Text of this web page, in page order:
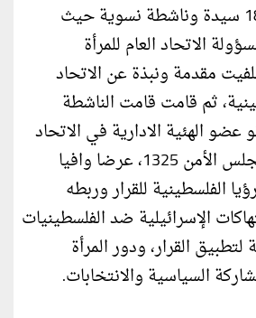
جاء ذلك بحضور 18 سيدة وناشطة نسوية حيث
الاتحاد العام للمرأة
مقدمة ونبذة عن الاتحاد
ثم قامت قامت الناشطة
عضو الهئية الادارية في الاتحاد
بعرض بنود قرار مجلس الأمن 1325، عرضا وافيا
الفلسطينية للقرار وربطه
الإسرائيلية ضد الفلسطينيات
القرار، ودور المرأة
السياسية والانتخابات.